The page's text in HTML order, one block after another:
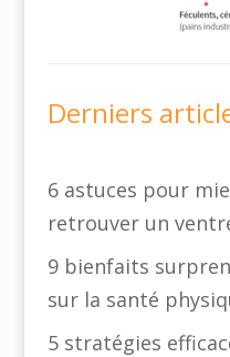
Derniers
6 astuces pour
retrouver un
9 bienfaits
sur la santé
5 stratégies